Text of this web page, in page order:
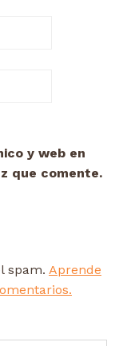
y web en
que comente.
spam. Aprende